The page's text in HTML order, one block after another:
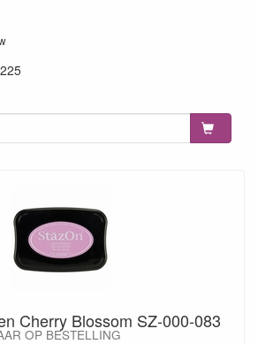
Cherry Blossom SZ-000-083
OP BESTELLING